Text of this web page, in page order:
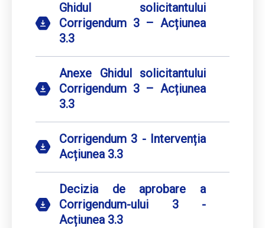
Ghidul solicitantului
Corrigendum 3 – Acțiunea
3.3
Anexe Ghidul solicitantului
Corrigendum 3 – Acțiunea
3.3
Corrigendum 3 - Intervenția
Acțiunea 3.3
Decizia de aprobare a
Corrigendum-ului 3 -
Acțiunea 3.3